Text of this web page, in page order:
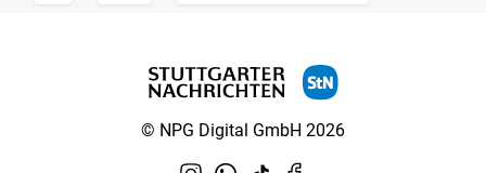
© NPG Digital GmbH 2026